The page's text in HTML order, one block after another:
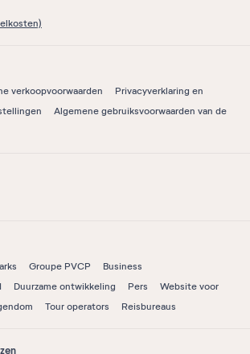
verkoopvoorwaarden
Privacyverklaring en
Algemene gebruiksvoorwaarden van de
Groupe PVCP
Business
Duurzame ontwikkeling Pers
Website voor
Tour operators Reisbureaus